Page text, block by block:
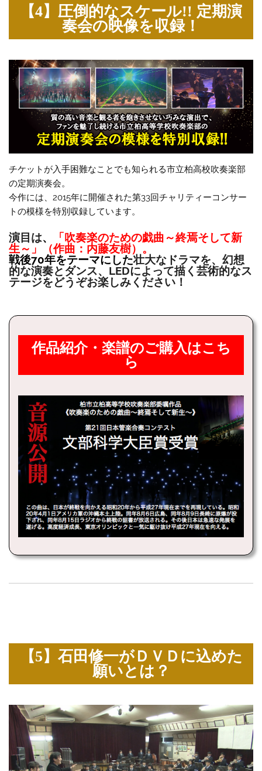
【4】圧倒的なスケール!! 定期演
奏会の映像を収録！
チケットが入手困難なことでも知られる市立柏高校吹奏楽部
の定期演奏会。
今作には、2015年に開催された第33回チャリティーコンサー
トの模様を特別収録しています。
演目は、
「吹奏楽のための戯曲～終焉そして新
生～」（作曲：内藤友樹）。
戦後70年をテーマにした壮大なドラマを、幻想
的な演奏とダンス、LEDによって描く芸術的なス
テージをどうぞお楽しみください！
作品紹介・楽譜のご購入はこち
ら
【5】石田修一がＤＶＤに込めた
願いとは？